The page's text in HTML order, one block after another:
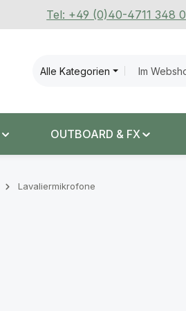
Tel: +49 (0)40-4711 348 0
Alle Kategorien
OUTBOARD & FX
Lavaliermikrofone